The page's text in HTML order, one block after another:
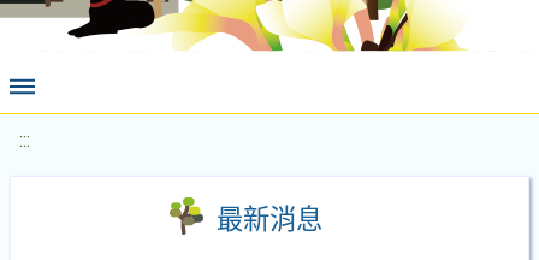
:::
最新消息